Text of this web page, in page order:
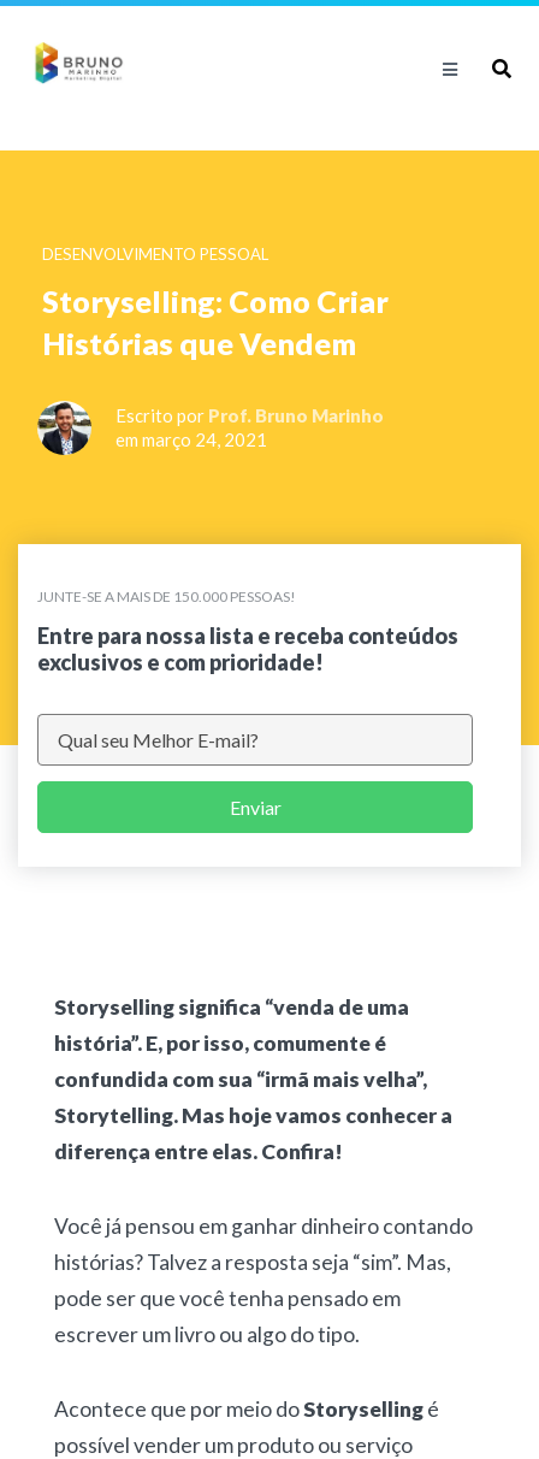
DESENVOLVIMENTO PESSOAL
Storyselling: Como Criar
Histórias que Vendem
Escrito por Prof. Bruno Marinho
em março 24, 2021
JUNTE-SE A MAIS DE 150.000 PESSOAS!
Entre para nossa lista e receba conteúdos
exclusivos e com prioridade!
Enviar
Storyselling significa “venda de uma
história”. E, por isso, comumente é
confundida com sua “irmã mais velha”,
Storytelling. Mas hoje vamos conhecer a
diferença entre elas. Confira!
Você já pensou em ganhar dinheiro contando
histórias? Talvez a resposta seja “sim”. Mas,
pode ser que você tenha pensado em
escrever um livro ou algo do tipo.
Acontece que por meio doStorysellingé
possível vender um produto ou serviço